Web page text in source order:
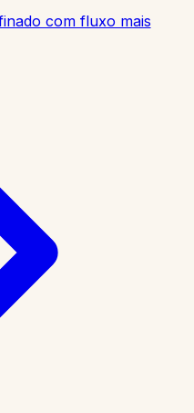
com fluxo mais